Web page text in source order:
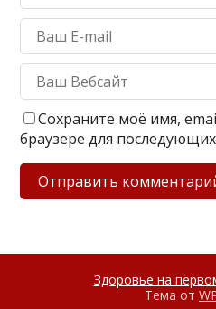
Сохраните моё имя,
браузере для
Здоровье на
Тема от